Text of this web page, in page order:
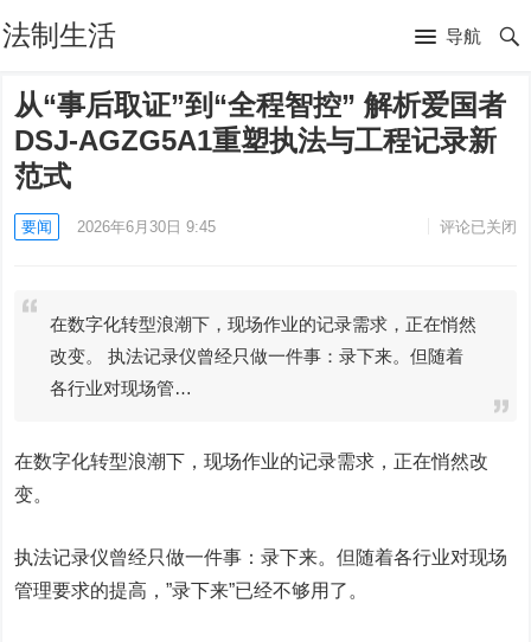
法制生活 导航
从“事后取证”到“全程智控” 解析爱国者
DSJ-AGZG5A1重塑执法与工程记录新
范式
要闻 2026年6月30日 9:45 评论已关闭
在数字化转型浪潮下，现场作业的记录需求，正在悄然
改变。 执法记录仪曾经只做一件事：录下来。但随着
各行业对现场管…
在数字化转型浪潮下，现场作业的记录需求，正在悄然改
变。
执法记录仪曾经只做一件事：录下来。但随着各行业对现场
管理要求的提高，”录下来”已经不够用了。